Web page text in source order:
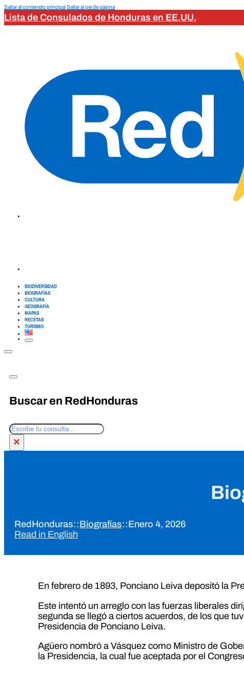
Saltar al contenido principalSaltar al pie de página
Lista de Consulados de Honduras en EE.UU.
BIODIVERSIDAD
BIOGRAFÍAS
CULTURA
GEOGRAFÍA
MAPAS
RECETAS
TURISMO
Buscar en RedHonduras
Buscar
×
RedHonduras::Biografías::Enero 4, 2026
Read in English
En febrero de 1893, Ponciano Leiva depositó la
Este intentó un arreglo con las fuerzas liberales
segunda se llegó a ciertos acuerdos, de los que
Presidencia de Ponciano Leiva.
Agüero nombró a Vásquez como Ministro de
la Presidencia, la cual fue aceptada por el